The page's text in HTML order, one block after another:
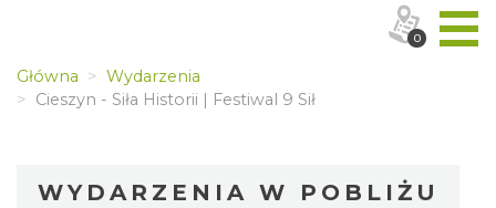
Główna
Wydarzenia
Cieszyn - Siła Historii | Festiwal 9 Sił
WYDARZENIA W POBLIŻU
0